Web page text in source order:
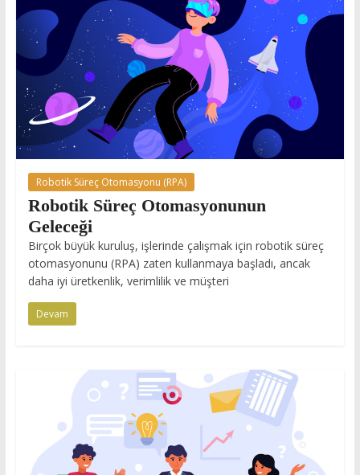
Robotik Süreç Otomasyonu (RPA)
Robotik Süreç Otomasyonunun
Geleceği
Birçok büyük kuruluş, işlerinde çalışmak için robotik süreç
otomasyonunu (RPA) zaten kullanmaya başladı, ancak
daha iyi üretkenlik, verimlilik ve müşteri
Devam